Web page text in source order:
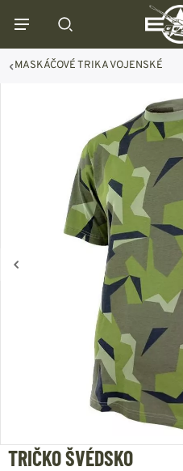
MASKÁČOVÉ TRIKA VOJENSKÉ
TRIČKO ŠVÉDSKO